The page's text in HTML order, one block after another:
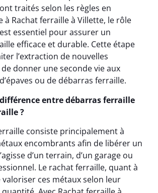
traités selon les règles en
à Rachat ferraille à Villette, le rôle
essentiel pour assurer un
efficace et durable. Cette étape
l’extraction de nouvelles
donner une seconde vie aux
ou de débarras ferraille.
entre débarras ferraille
?
consiste principalement à
encombrants afin de libérer un
d’un terrain, d’un garage ou
Le rachat ferraille, quant à
ces métaux selon leur